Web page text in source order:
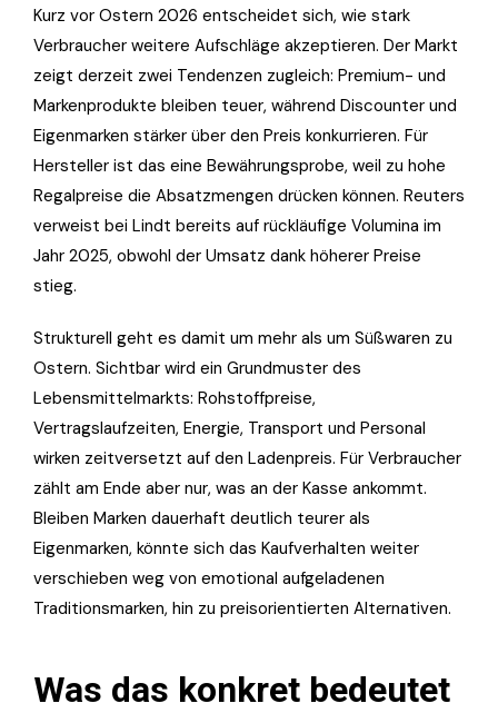
Kurz vor Ostern 2026 entscheidet sich, wie stark
Verbraucher weitere Aufschläge akzeptieren. Der Markt
zeigt derzeit zwei Tendenzen zugleich: Premium- und
Markenprodukte bleiben teuer, während Discounter und
Eigenmarken stärker über den Preis konkurrieren. Für
Hersteller ist das eine Bewährungsprobe, weil zu hohe
Regalpreise die Absatzmengen drücken können. Reuters
verweist bei Lindt bereits auf rückläufige Volumina im
Jahr 2025, obwohl der Umsatz dank höherer Preise
stieg.
Strukturell geht es damit um mehr als um Süßwaren zu
Ostern. Sichtbar wird ein Grundmuster des
Lebensmittelmarkts: Rohstoffpreise,
Vertragslaufzeiten, Energie, Transport und Personal
wirken zeitversetzt auf den Ladenpreis. Für Verbraucher
zählt am Ende aber nur, was an der Kasse ankommt.
Bleiben Marken dauerhaft deutlich teurer als
Eigenmarken, könnte sich das Kaufverhalten weiter
verschieben weg von emotional aufgeladenen
Traditionsmarken, hin zu preisorientierten Alternativen.
Was das konkret bedeutet